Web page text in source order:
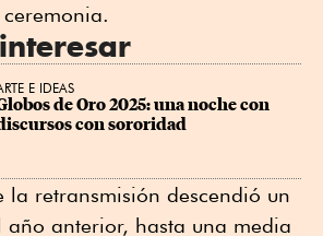
E IDEAS
de Oro 2025: una noche con
con sororidad
la retransmisión descendió un
año anterior, hasta una media